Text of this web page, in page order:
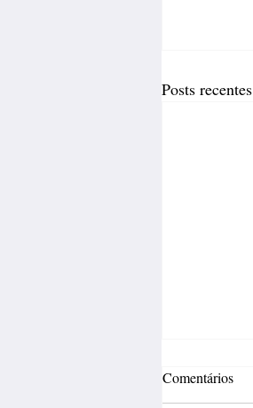
Posts recentes
Comentários